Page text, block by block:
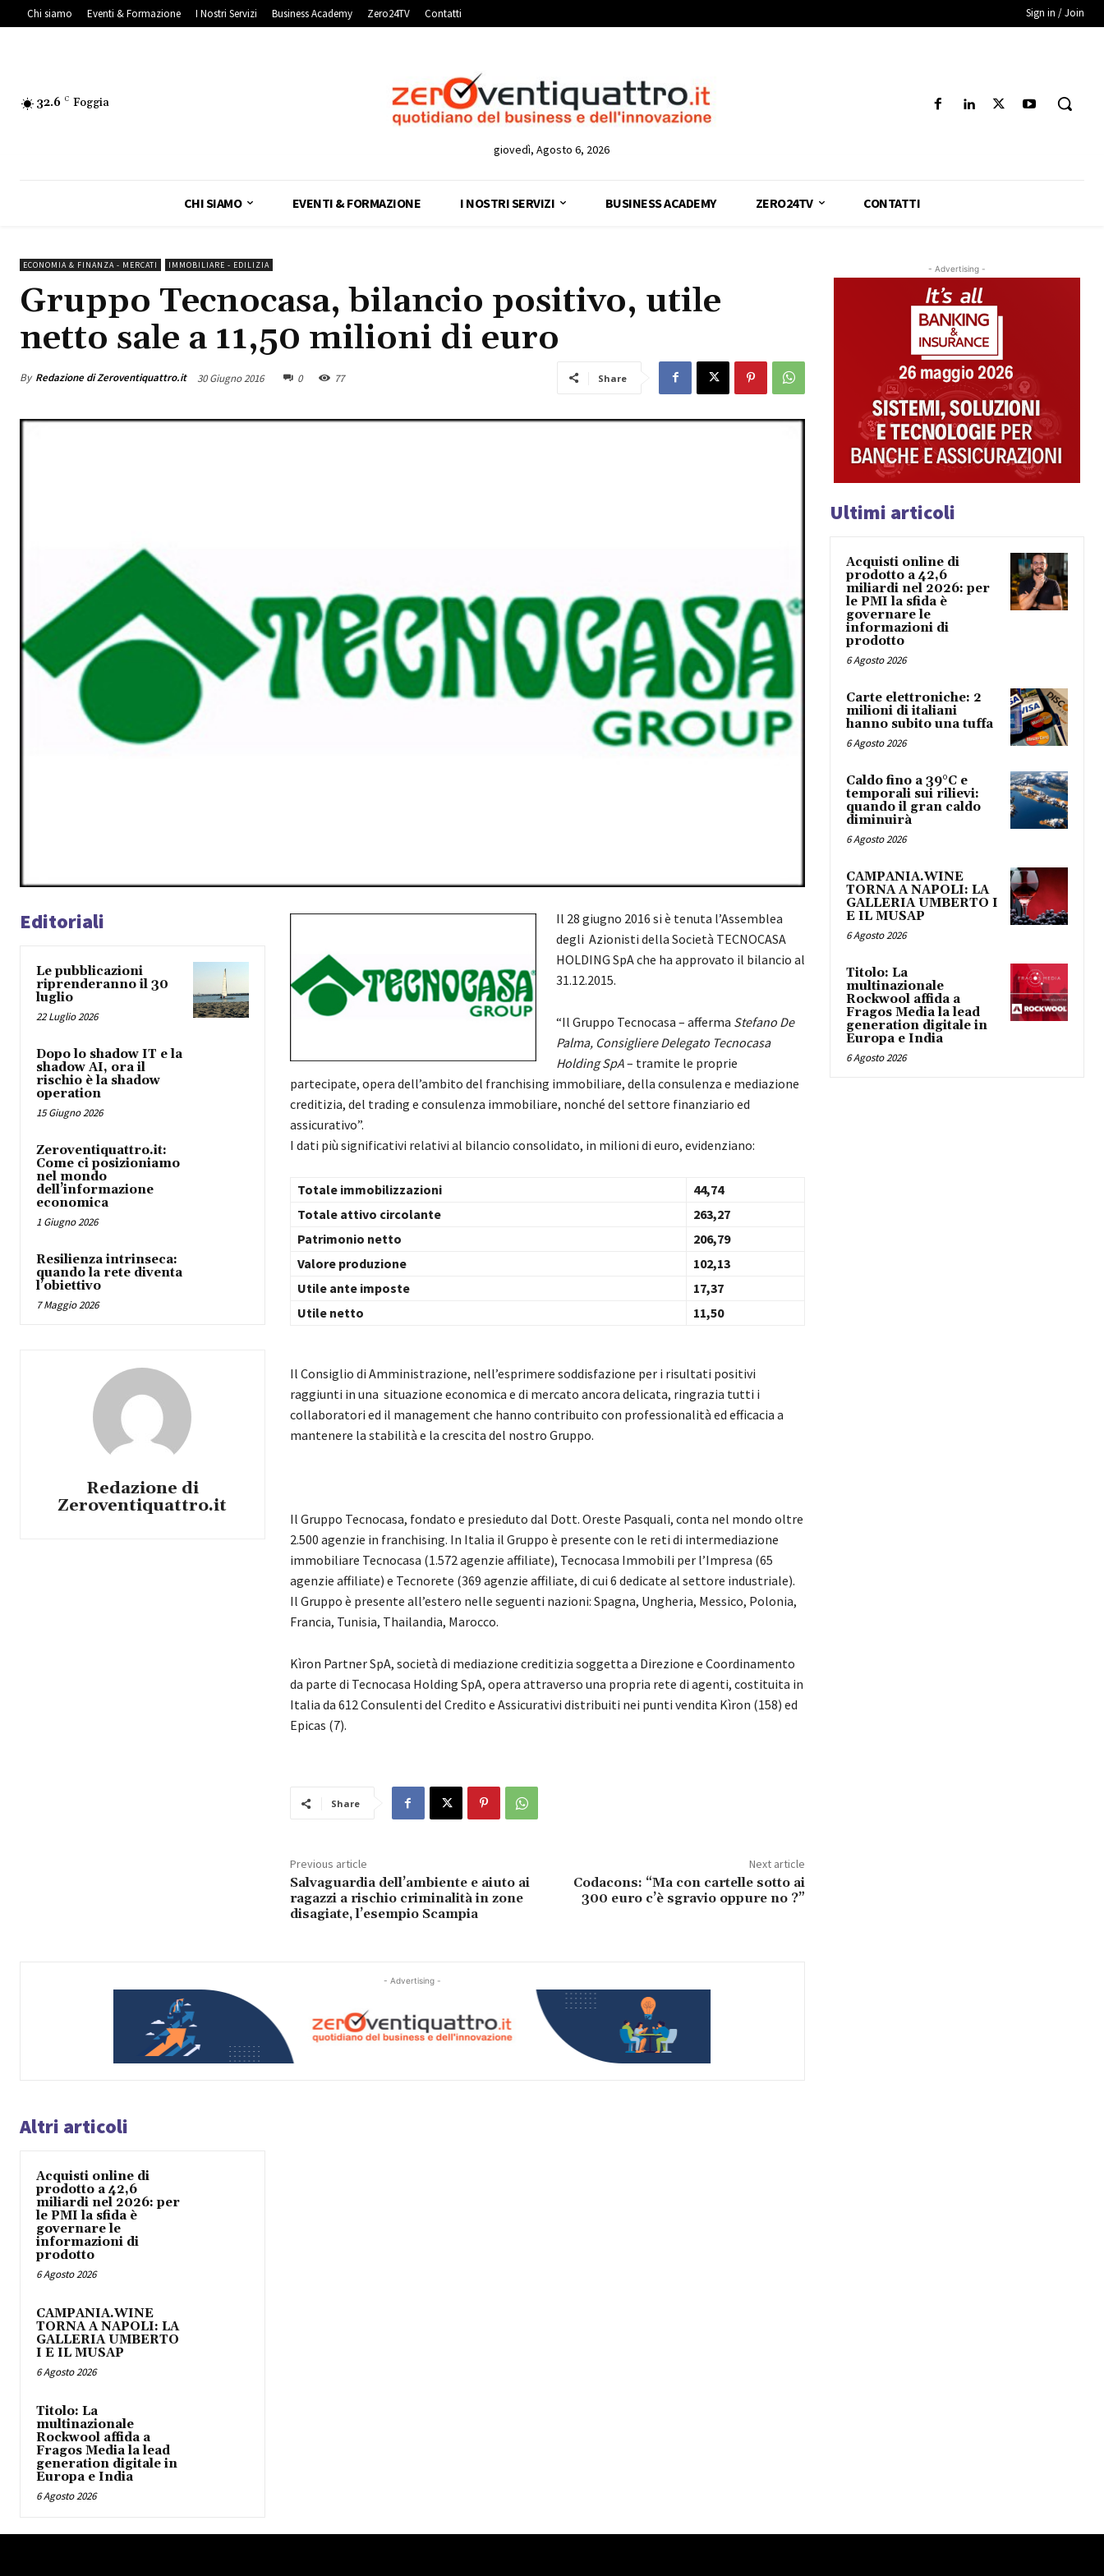
Chi siamo Eventi & Formazione I Nostri Servizi Business Academy Zero24TV Contatti Sign in / Join
32.6 C Foggia
giovedì, Agosto 6, 2026
CHI SIAMO EVENTI & FORMAZIONE I NOSTRI SERVIZI BUSINESS ACADEMY ZERO24TV CONTATTI
ECONOMIA & FINANZA - MERCATI IMMOBILIARE - EDILIZIA
Gruppo Tecnocasa, bilancio positivo, utile
netto sale a 11,50 milioni di euro
By Redazione di Zeroventiquattro.it 30 Giugno 2016 0 77 Share
Editoriali
Le pubblicazioni
riprenderanno il 30
luglio
22 Luglio 2026
Dopo lo shadow IT e la
shadow AI, ora il
rischio è la shadow
operation
15 Giugno 2026
Zeroventiquattro.it:
Come ci posizioniamo
nel mondo
dell’informazione
economica
1 Giugno 2026
Resilienza intrinseca:
quando la rete diventa
l’obiettivo
7 Maggio 2026
Redazione di
Zeroventiquattro.it
Il 28 giugno 2016 si è tenuta l’Assemblea
degli Azionisti della Società TECNOCASA
HOLDING SpA che ha approvato il bilancio al
31.12.2015.
“Il Gruppo Tecnocasa – afferma Stefano De
Palma, Consigliere Delegato Tecnocasa
Holding SpA– tramite le proprie
partecipate, opera dell’ambito del franchising immobiliare, della consulenza e mediazione
creditizia, del trading e consulenza immobiliare, nonché del settore finanziario ed
assicurativo”.
I dati più significativi relativi al bilancio consolidato, in milioni di euro, evidenziano:
Totale immobilizzazioni
44,74
Totale attivo circolante
263,27
Patrimonio netto
206,79
Valore produzione
102,13
Utile ante imposte
17,37
Utile netto
11,50
Il Consiglio di Amministrazione, nell’esprimere soddisfazione per i risultati positivi
raggiunti in una situazione economica e di mercato ancora delicata, ringrazia tutti i
collaboratori ed il management che hanno contribuito con professionalità ed efficacia a
mantenere la stabilità e la crescita del nostro Gruppo.
Il Gruppo Tecnocasa, fondato e presieduto dal Dott. Oreste Pasquali, conta nel mondo oltre
2.500 agenzie in franchising. In Italia il Gruppo è presente con le reti di intermediazione
immobiliare Tecnocasa (1.572 agenzie affiliate), Tecnocasa Immobili per l’Impresa (65
agenzie affiliate) e Tecnorete (369 agenzie affiliate, di cui 6 dedicate al settore industriale).
Il Gruppo è presente all’estero nelle seguenti nazioni: Spagna, Ungheria, Messico, Polonia,
Francia, Tunisia, Thailandia, Marocco.
Kìron Partner SpA, società di mediazione creditizia soggetta a Direzione e Coordinamento
da parte di Tecnocasa Holding SpA, opera attraverso una propria rete di agenti, costituita in
Italia da 612 Consulenti del Credito e Assicurativi distribuiti nei punti vendita Kìron (158) ed
Epicas (7).
Share
Previous article
Salvaguardia dell’ambiente e aiuto ai
ragazzi a rischio criminalità in zone
disagiate, l’esempio Scampia
Next article
Codacons: “Ma con cartelle sotto ai
300 euro c’è sgravio oppure no ?”
- Advertising -
Altri articoli
Acquisti online di
prodotto a 42,6
miliardi nel 2026: per
le PMI la sfida è
governare le
informazioni di
prodotto
6 Agosto 2026
CAMPANIA.WINE
TORNA A NAPOLI: LA
GALLERIA UMBERTO
I E IL MUSAP
6 Agosto 2026
Titolo: La
multinazionale
Rockwool affida a
Fragos Media la lead
generation digitale in
Europa e India
6 Agosto 2026
- Advertising -
Ultimi articoli
Acquisti online di
prodotto a 42,6
miliardi nel 2026: per
le PMI la sfida è
governare le
informazioni di
prodotto
6 Agosto 2026
Carte elettroniche: 2
milioni di italiani
hanno subito una tuffa
6 Agosto 2026
Caldo fino a 39°C e
temporali sui rilievi:
quando il gran caldo
diminuirà
6 Agosto 2026
CAMPANIA.WINE
TORNA A NAPOLI: LA
GALLERIA UMBERTO I
E IL MUSAP
6 Agosto 2026
Titolo: La
multinazionale
Rockwool affida a
Fragos Media la lead
generation digitale in
Europa e India
6 Agosto 2026